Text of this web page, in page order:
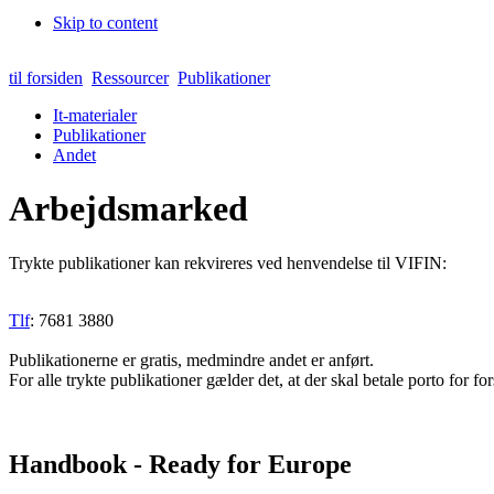
Skip to content
til forsiden Ressourcer Publikationer
It-materialer
Publikationer
Andet
Arbejdsmarked
Trykte publikationer kan rekvireres ved henvendelse til VIFIN:
Tlf: 7681 3880
Publikationerne er gratis, medmindre andet er anført.
For alle trykte publikationer gælder det, at der skal betale porto for
Handbook - Ready for Europe